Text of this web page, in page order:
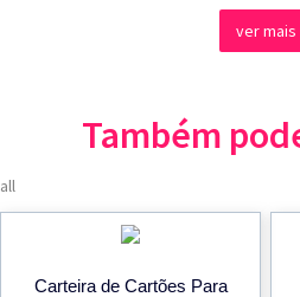
ver mais
Também
all
Carteira de Cartões Para